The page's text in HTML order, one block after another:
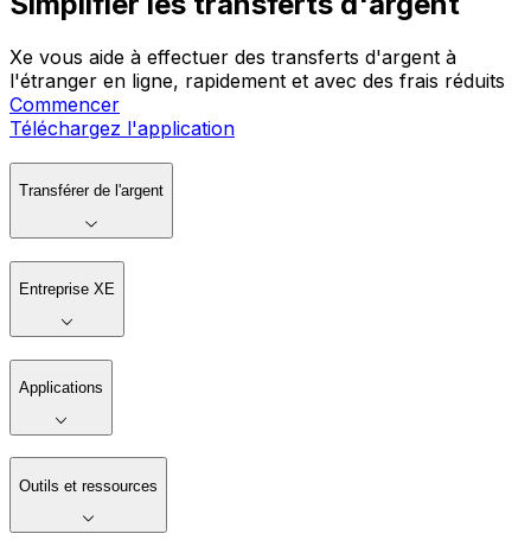
Xe vous aide à effectuer des transferts d'argent à
l'étranger en ligne, rapidement et avec des frais réduits
Commencer
Téléchargez l'application
Transférer de l'argent
Entreprise XE
Applications
Outils et ressources